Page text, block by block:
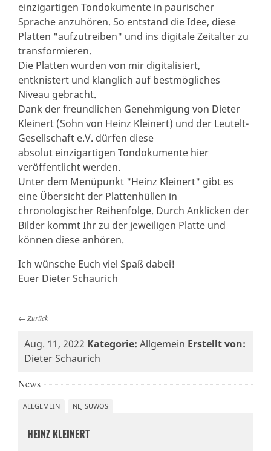
einzigartigen Tondokumente in paurischer
Sprache anzuhören. So entstand die Idee, diese
Platten "aufzutreiben" und ins digitale Zeitalter zu
transformieren.
Die Platten wurden von mir digitalisiert,
entknistert und klanglich auf bestmögliches
Niveau gebracht.
Dank der freundlichen Genehmigung von Dieter
Kleinert (Sohn von Heinz Kleinert) und der Leutelt-
Gesellschaft e.V. dürfen diese
absolut einzigartigen Tondokumente hier
veröffentlicht werden.
Unter dem Menüpunkt "Heinz Kleinert" gibt es
eine Übersicht der Plattenhüllen in
chronologischer Reihenfolge. Durch Anklicken der
Bilder kommt Ihr zu der jeweiligen Platte und
können diese anhören.
Ich wünsche Euch viel Spaß dabei!
Euer Dieter Schaurich
← Zurück
Aug. 11, 2022 Kategorie: Allgemein Erstellt von:
Dieter Schaurich
News
ALLGEMEIN NEJ SUWOS
HEINZ KLEINERT